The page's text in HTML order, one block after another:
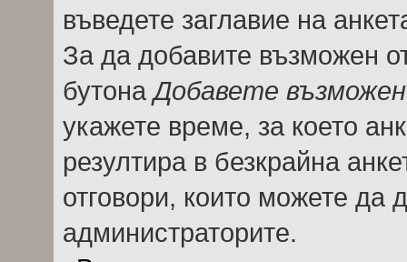
въведете заглавие на
За да добавите възможен
бутонаДобавете
укажете време, за което
резултира в безкрайна
отговори, които можете да
администраторите.